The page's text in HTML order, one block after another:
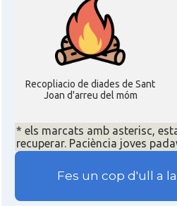
Recopliacio de diades de Sant
Joan d'arreu del móm
* els marcats amb asterisc,
recuperar. Paciència joves
Fes un cop d'ull a